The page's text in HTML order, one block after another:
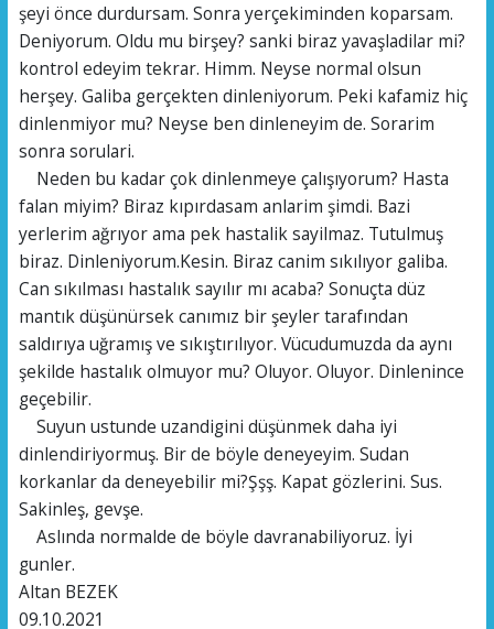
şeyi önce durdursam. Sonra yerçekiminden koparsam.
Deniyorum. Oldu mu birşey? sanki biraz yavaşladilar mi?
kontrol edeyim tekrar. Himm. Neyse normal olsun
herşey. Galiba gerçekten dinleniyorum. Peki kafamiz hiç
dinlenmiyor mu? Neyse ben dinleneyim de. Sorarim
sonra sorulari.
Neden bu kadar çok dinlenmeye çalışıyorum? Hasta
falan miyim? Biraz kıpırdasam anlarim şimdi. Bazi
yerlerim ağrıyor ama pek hastalik sayilmaz. Tutulmuş
biraz. Dinleniyorum.Kesin. Biraz canim sıkılıyor galiba.
Can sıkılması hastalık sayılır mı acaba? Sonuçta düz
mantık düşünürsek canımız bir şeyler tarafından
saldırıya uğramış ve sıkıştırılıyor. Vücudumuzda da aynı
şekilde hastalık olmuyor mu? Oluyor. Oluyor. Dinlenince
geçebilir.
Suyun ustunde uzandigini düşünmek daha iyi
dinlendiriyormuş. Bir de böyle deneyeyim. Sudan
korkanlar da deneyebilir mi?Şşş. Kapat gözlerini. Sus.
Sakinleş, gevşe.
Aslında normalde de böyle davranabiliyoruz. İyi
gunler.
Altan BEZEK
09.10.2021